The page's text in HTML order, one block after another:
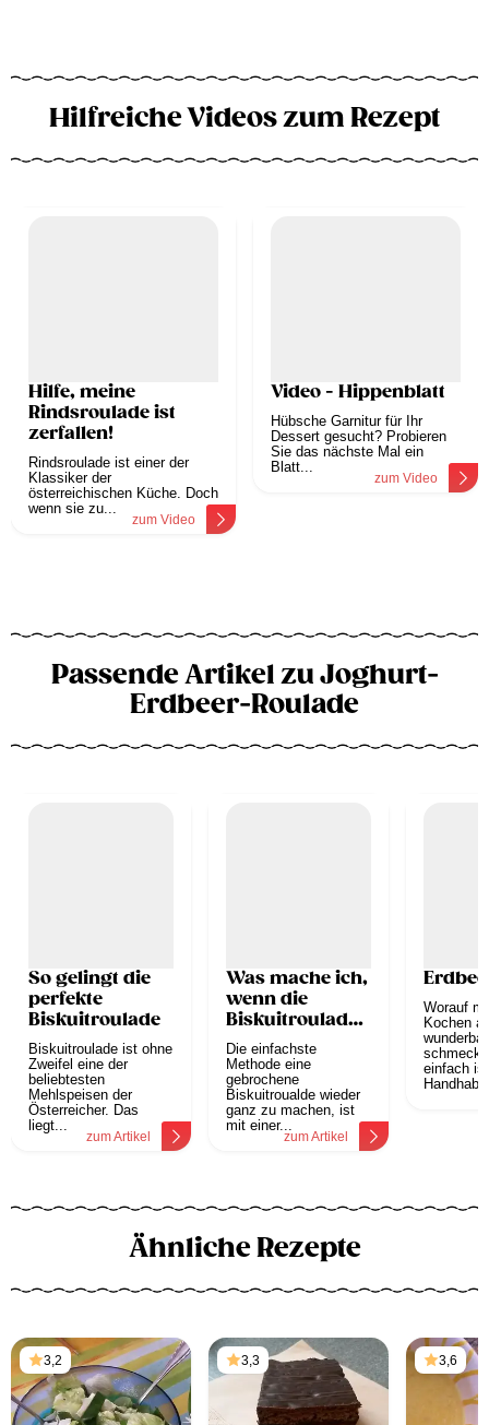
Hilfreiche Videos zum Rezept
Hilfe, meine
Rindsroulade ist
zerfallen!
Rindsroulade ist einer der
Klassiker der
österreichischen Küche. Doch
wenn sie zu...
zum Video
Video - Hippenblatt
Hübsche Garnitur für Ihr
Dessert gesucht? Probieren
Sie das nächste Mal ein
Blatt...
zum Video
Passende Artikel zu Joghurt-
Erdbeer-Roulade
So gelingt die
perfekte
Biskuitroulade
Biskuitroulade ist ohne
Zweifel eine der
beliebtesten
Mehlspeisen der
Österreicher. Das
liegt...
zum Artikel
Was mache ich,
wenn die
Biskuitroulade
bricht?
Die einfachste
Methode eine
gebrochene
Biskuitroualde wieder
ganz zu machen, ist
mit einer...
zum Artikel
Worauf
Kochen
einfach
Ähnliche Rezepte
3,2 3,3 3,6